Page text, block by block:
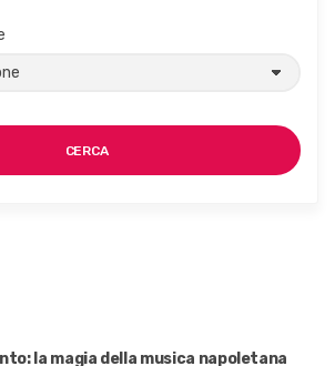
CERCA
la magia della musica napoletana